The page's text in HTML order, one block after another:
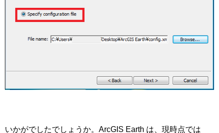
いかがでしたでしょうか。ArcGIS Earth は、現時点では